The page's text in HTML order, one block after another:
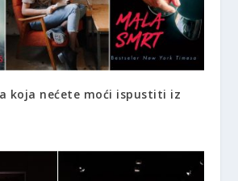
koja nećete moći ispustiti iz